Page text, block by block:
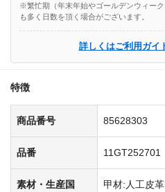
※繁忙期（年末年始やゴールデンウィー
も多く日数を頂く場合がございます。
詳しくはご利用ガイ
特徴
商品番号 85628303
品番 11GT252701
素材・生産国
甲材:人工皮